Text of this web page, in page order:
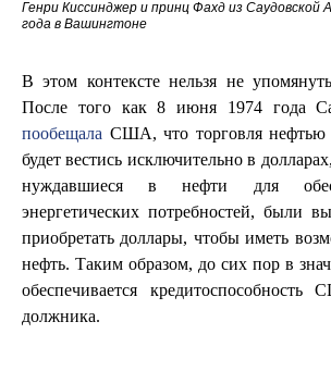
Генри Киссинджер и принц Фахд из Саудовской
года в Вашингтоне
В этом контексте нельзя не
После того как 8 июня 1974 года
пообещала США, что торговля нефтью
будет вестись исключительно в
нуждавшиеся в нефти для
энергетических потребностей, были
приобретать доллары, чтобы иметь
нефть. Таким образом, до сих пор в
обеспечивается
должника.